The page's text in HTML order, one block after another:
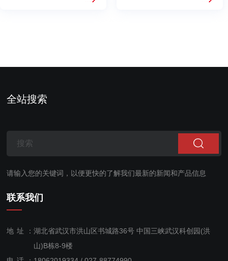
长的寿命以及更...
传感器内部集成完整的...
全站搜索
请输入您的关键词，以便更快的了解我们最新的新闻和产品信息
联系我们
地址： 湖北省武汉市洪山区书城路36号 中国三峡武汉科创园(洪
山)B栋8-9楼